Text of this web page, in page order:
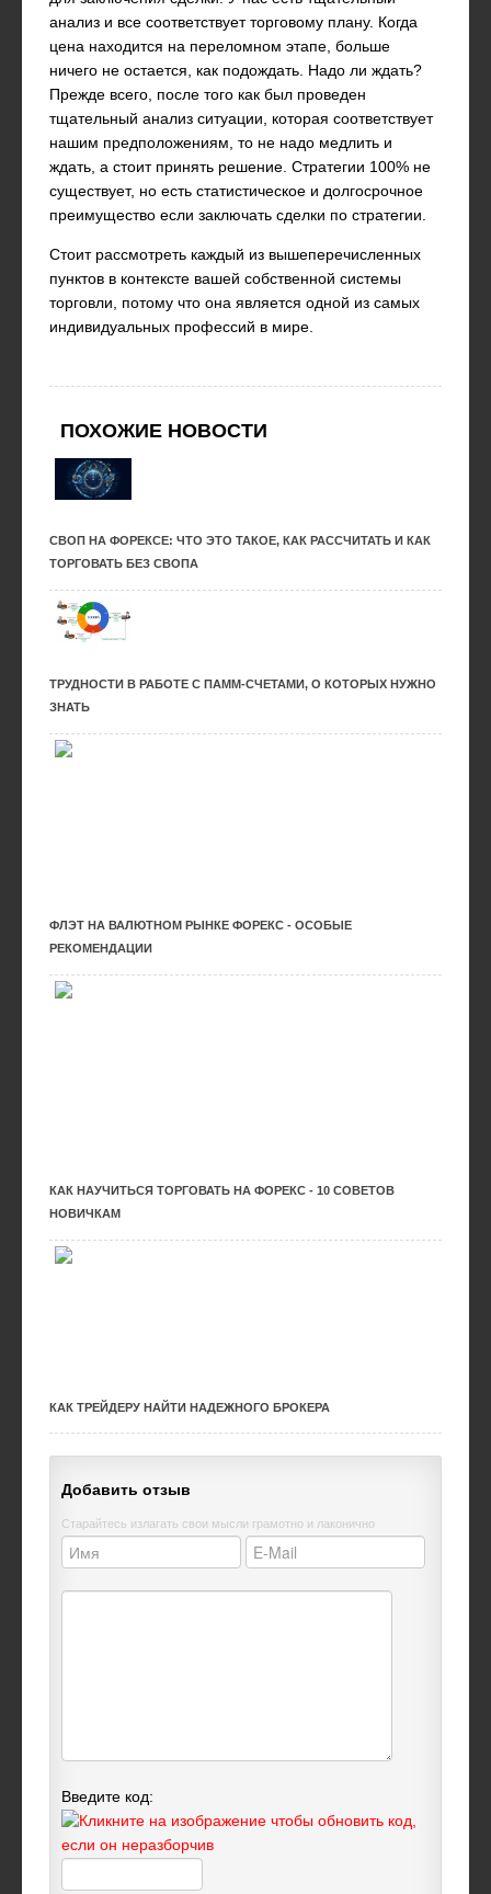
анализ и все соответствует торговому плану. Когда
цена находится на переломном этапе, больше
ничего не остается, как подождать. Надо ли ждать?
Прежде всего, после того как был проведен
тщательный анализ ситуации, которая соответствует
нашим предположениям, то не надо медлить и
ждать, а стоит принять решение. Стратегии 100% не
существует, но есть статистическое и долгосрочное
преимущество если заключать сделки по стратегии.
Стоит рассмотреть каждый из вышеперечисленных
пунктов в контексте вашей собственной системы
торговли, потому что она является одной из самых
индивидуальных профессий в мире.
ПОХОЖИЕ НОВОСТИ
СВОП НА ФОРЕКСЕ: ЧТО ЭТО ТАКОЕ, КАК РАССЧИТАТЬ И КАК
ТОРГОВАТЬ БЕЗ СВОПА
ТРУДНОСТИ В РАБОТЕ С ПАММ-СЧЕТАМИ, О КОТОРЫХ НУЖНО
ЗНАТЬ
ФЛЭТ НА ВАЛЮТНОМ РЫНКЕ ФОРЕКС - ОСОБЫЕ
РЕКОМЕНДАЦИИ
КАК НАУЧИТЬСЯ ТОРГОВАТЬ НА ФОРЕКС - 10 СОВЕТОВ
НОВИЧКАМ
КАК ТРЕЙДЕРУ НАЙТИ НАДЕЖНОГО БРОКЕРА
Добавить отзыв
Старайтесь излагать свои мысли грамотно и лаконично
Введите код: